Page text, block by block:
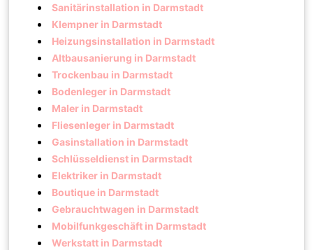
Sanitärinstallation in Darmstadt
Klempner in Darmstadt
Heizungsinstallation in Darmstadt
Altbausanierung in Darmstadt
Trockenbau in Darmstadt
Bodenleger in Darmstadt
Maler in Darmstadt
Fliesenleger in Darmstadt
Gasinstallation in Darmstadt
Schlüsseldienst in Darmstadt
Elektriker in Darmstadt
Boutique in Darmstadt
Gebrauchtwagen in Darmstadt
Mobilfunkgeschäft in Darmstadt
Werkstatt in Darmstadt